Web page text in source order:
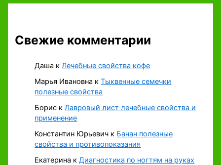
Свежие комментарии
Даша кЛечебные свойства кофе
Марья Ивановна кТыквенные семечки
полезные свойства
Борис кЛавровый лист лечебные свойства и
применение
Константин Юрьевич к Банан полезные
свойства и противопоказания
Екатерина кДиагностика по ногтям на руках